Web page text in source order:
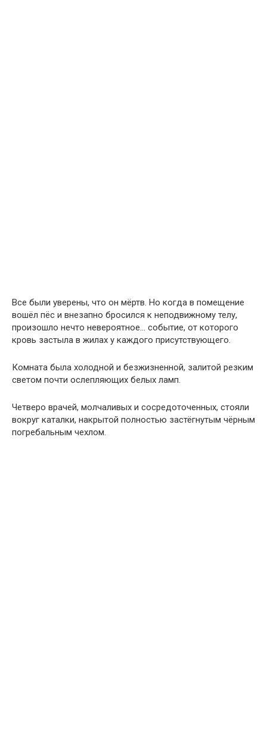
Все были уверены, что он мёртв. Но когда в помещение
вошёл пёс и внезапно бросился к неподвижному телу,
произошло нечто невероятное… событие, от которого
кровь застыла в жилах у каждого присутствующего.
Комната была холодной и безжизненной, залитой резким
светом почти ослепляющих белых ламп.
Четверо врачей, молчаливых и сосредоточенных, стояли
вокруг каталки, накрытой полностью застёгнутым чёрным
погребальным чехлом.